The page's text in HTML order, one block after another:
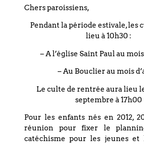
secrétariat
ÉVÉNEMENT
Chers paroissiens,
Pendant la période estivale, les
lieu à 10h30 :
– A l’église Saint Paul au
– Au Bouclier au mois
Le culte de rentrée aura lieu
septembre à 17h00
Pour les enfants nés en 2012,
réunion pour fixer le
catéchisme pour les jeunes et